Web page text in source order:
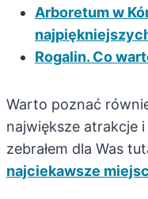
Arboretum w
Rogalin. Co
Warto poznać
największe atrakcje
zebrałem dla Was
najciekawsze